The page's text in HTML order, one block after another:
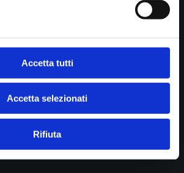
Accetta tutti
Accetta selezionati
Rifiuta